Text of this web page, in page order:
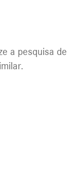
a pesquisa de